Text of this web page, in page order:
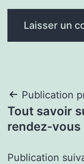
de
Publication
Tout savoir
rendez-vous
Publication